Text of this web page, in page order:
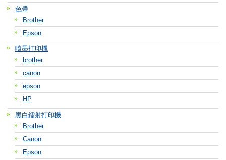
色帶
Brother
Epson
噴墨打印機
brother
canon
epson
HP
黑白鐳射打印機
Brother
Canon
Epson